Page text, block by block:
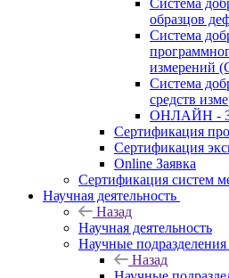
Система
образцов
Система
измерений
Система
средств
ОНЛАЙН -
Сертификация
Сертификация
Online Заявка
Сертификация систем
Научная деятельность
Назад
Научная деятельность
Научные подразделения
Назад